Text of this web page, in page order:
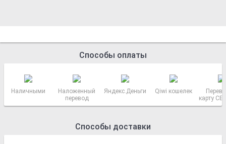
Способы оплаты
Наличными
Наложенный
перевод
Яндекс.Деньги Qiwi кошелек
карту
Способы доставки